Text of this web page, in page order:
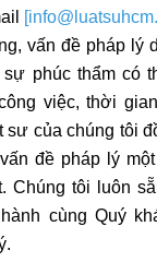
vấn đề pháp lý
phúc thẩm có
việc, thời
sư của chúng tôi
đề pháp lý
Chúng tôi luôn
cùng Quý